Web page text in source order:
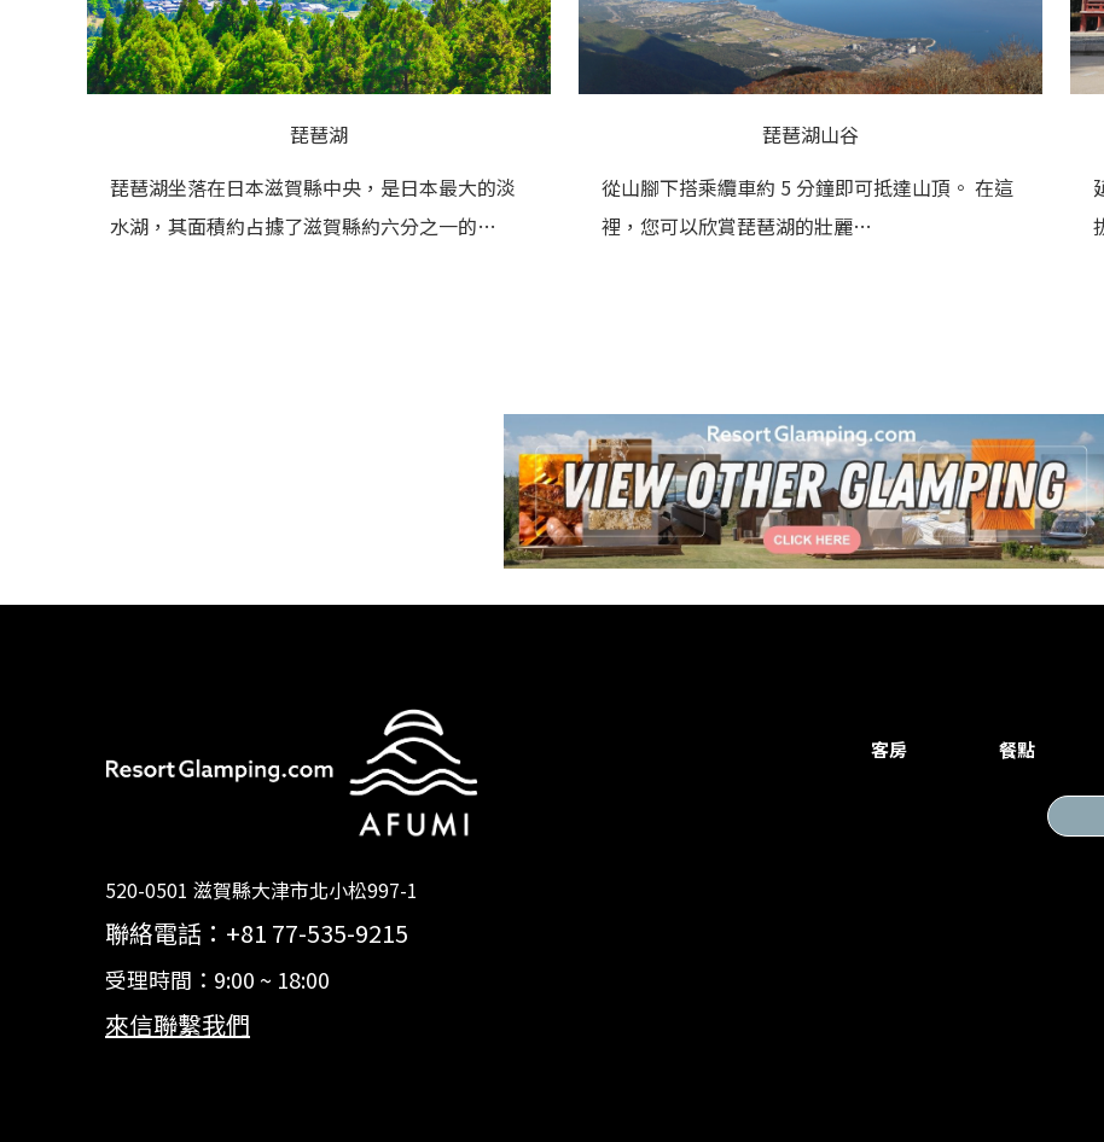
琵琶湖
琵琶湖坐落在日本滋賀縣中央，是日本最大的淡
水湖，其面積約占據了滋賀縣約六分之一的…
琵琶湖山谷
從山腳下搭乘纜車約 5 分鐘即可抵達山頂。 在這
裡，您可以欣賞琵琶湖的壯麗…
520-0501 滋賀縣大津市北小松997-1
聯絡電話：+81 77-535-9215
受理時間：9:00 ~ 18:00
來信聯繫我們
客房 餐點